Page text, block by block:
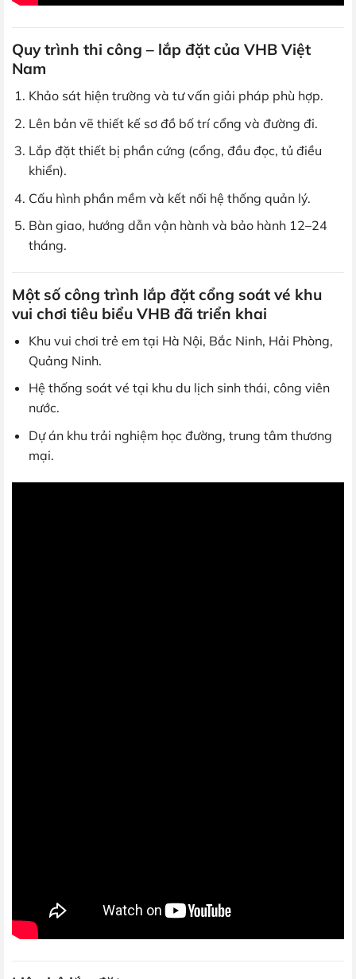
Quy trình thi công – lắp đặt của VHB Việt
Nam
Khảo sát hiện trường và tư vấn giải pháp phù hợp.
Lên bản vẽ thiết kế sơ đồ bố trí cổng và đường đi.
Lắp đặt thiết bị phần cứng (cổng, đầu đọc, tủ điều
khiển).
Cấu hình phần mềm và kết nối hệ thống quản lý.
Bàn giao, hướng dẫn vận hành và bảo hành 12–24
tháng.
Một số công trình lắp đặt cổng soát vé khu
vui chơi tiêu biểu VHB đã triển khai
Khu vui chơi trẻ em tại Hà Nội, Bắc Ninh, Hải Phòng,
Quảng Ninh.
Hệ thống soát vé tại khu du lịch sinh thái, công viên
nước.
Dự án khu trải nghiệm học đường, trung tâm thương
mại.